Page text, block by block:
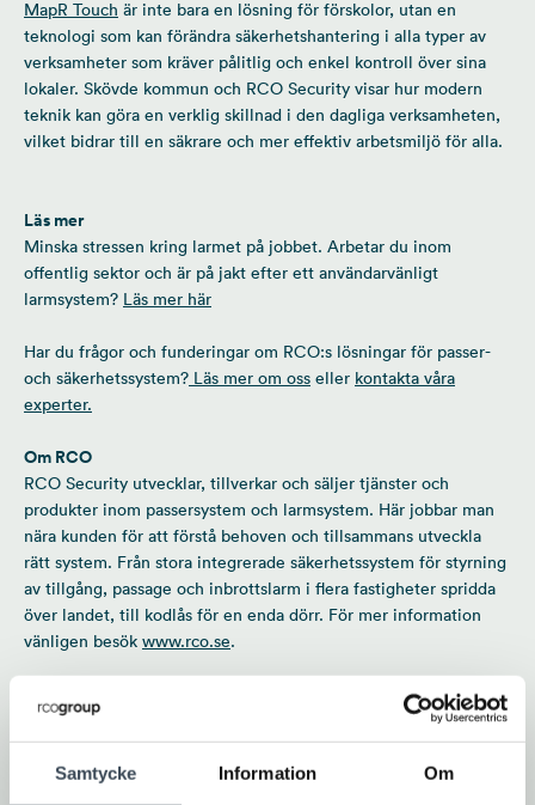
Samtycke Information Om
MapR Touch är inte bara en lösning för förskolor, utan en
teknologi som kan förändra säkerhetshantering i alla typer av
verksamheter som kräver pålitlig och enkel kontroll över sina
lokaler. Skövde kommun och RCO Security visar hur modern
teknik kan göra en verklig skillnad i den dagliga verksamheten,
vilket bidrar till en säkrare och mer effektiv arbetsmiljö för alla.
Läs mer
Minska stressen kring larmet på jobbet. Arbetar du inom
offentlig sektor och är på jakt efter ett användarvänligt
larmsystem? Läs mer här
Har du frågor och funderingar om RCO:s lösningar för passer-
och säkerhetssystem? Läs mer om oss eller kontakta våra
experter.
Om RCO
RCO Security utvecklar, tillverkar och säljer tjänster och
produkter inom passersystem och larmsystem. Här jobbar man
nära kunden för att förstå behoven och tillsammans utveckla
rätt system. Från stora integrerade säkerhetssystem för styrning
av tillgång, passage och inbrottslarm i flera fastigheter spridda
över landet, till kodlås för en enda dörr. För mer information
vänligen besök www.rco.se.
Prenumera på vårt nyhetsbrev